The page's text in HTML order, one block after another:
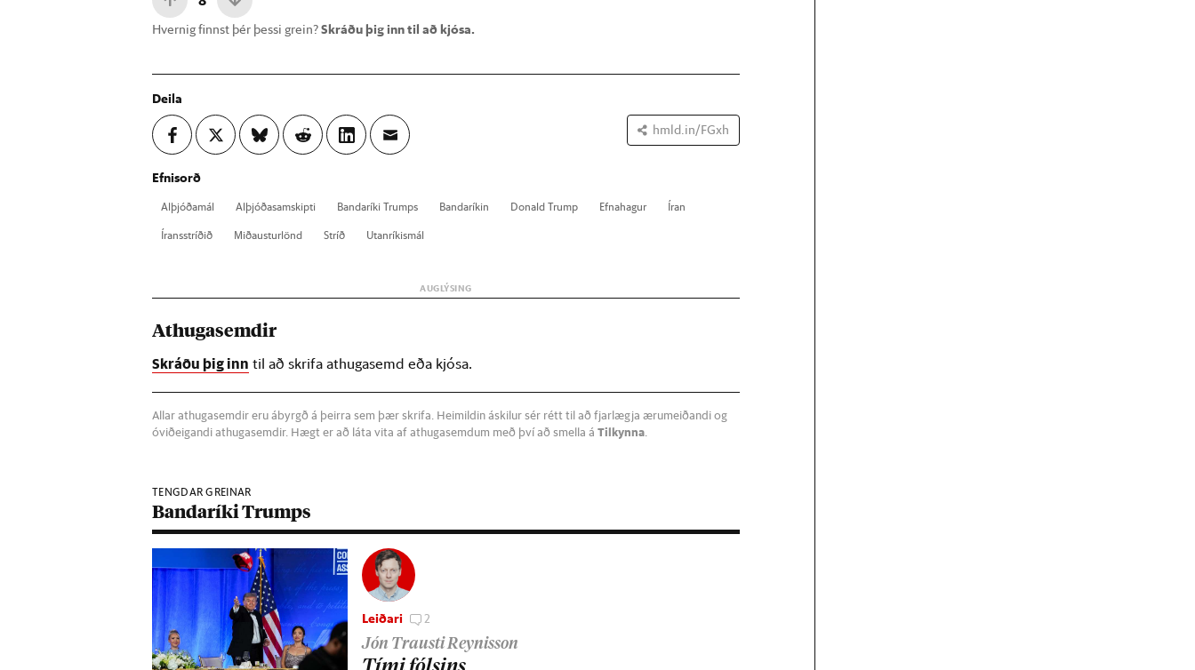
Hvernig finnst þér þessi grein?Skráðu þig inn til að kjósa.
Deila
hmld.in/FGxh
Efnisorð
Al­þjóða­mál Al­þjóða­sam­skipti Banda­ríki Trumps Banda­rík­in Don­ald Trump Efna­hag­ur
Ír­an
Ír­ans­stríð­ið
Mið­aust­ur­lönd Stríð Ut­an­rík­is­mál
Athugasemdir
Skráðu þig inn til að skrifa athugasemd eða kjósa.
Allar athugasemdir eru ábyrgð á þeirra sem þær skrifa. Heimildin áskilur sér rétt til að fjarlægja ærumeiðandi og
óviðeigandi athugasemdir. Hægt er að láta vita af athugasemdum með því að smella áTilkynna
TENGDAR GREINAR
Bandaríki Trumps
Leiðari
2
Jón Trausti Reynisson